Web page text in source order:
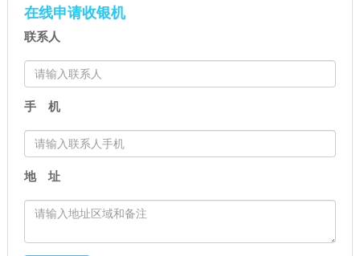
程）
在线申请收银机
联系人
手 机
地 址